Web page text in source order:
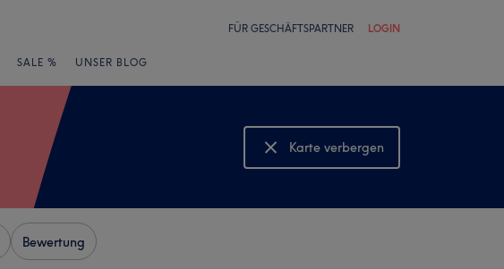
FÜR GESCHÄFTSPARTNER LOGIN
SALE % UNSER BLOG
Karte verbergen
Karte anzeigen
Bewertung